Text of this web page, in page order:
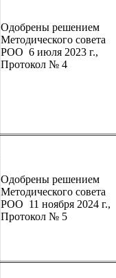
Одобрены решением
Методического совета
РОО 6 июля 2023 г.,
Протокол № 4
Одобрены решением
Методического совета
РОО 11 ноября 2024 г.,
Протокол № 5